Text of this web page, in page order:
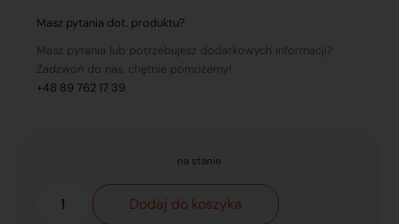
Masz pytania dot. produktu?
Masz pytania lub potrzebujesz dodatkowych informacji?
Zadzwoń do nas, chętnie pomożemy!
+48 89 762 17 39
na stanie
Dodaj do koszyka